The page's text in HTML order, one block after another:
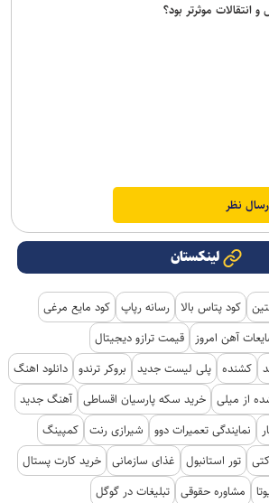
انتقالات موثرتر بود؟
لینکستان
کود پتاس بالا رسانه رپاپ کود مایع مرغی
آهن امروز
قیمت ترازو دیجیتال
کشنده پلی لیست جدید بروکر ترندو دانلود اهنگ
از میلی خرید سکه پارسیان اقساطی آهنگ جدید
نمایندگی تعمیرات دوو شیرازی رنت کمپینگ
تور استانبول غذای سازمانی خرید کارت پستال
مشاوره حقوقی تبلیغات در گوگل